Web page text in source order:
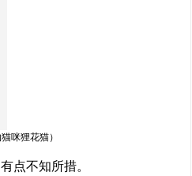
猫咪狸花猫）
点不知所措。